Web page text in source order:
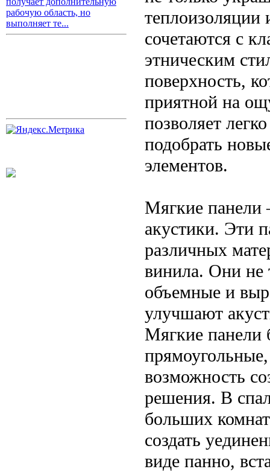
рабочую область, но
выполняет те...
теплоизоляции
сочетаются с
этническим
поверхность,
приятной на
позволяет
подобрать
элементов.
Мягкие панели
акустики. Эти
различных
винила. Они не
объемные и
улучшают
Мягкие
возможность
решения. В
больших
создать
виде панно,